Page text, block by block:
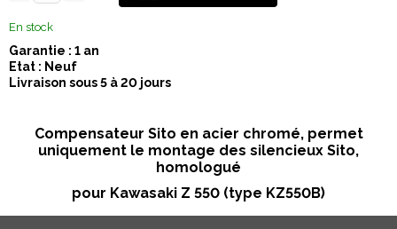
En stock
Garantie : 1 an
Etat : Neuf
Livraison sous 5 à 20 jours
Compensateur Sito en acier chromé, permet
uniquement le montage des silencieux Sito,
homologué
pour Kawasaki Z 550 (type KZ550B)